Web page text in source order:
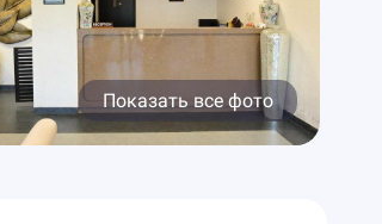
Показать все фото